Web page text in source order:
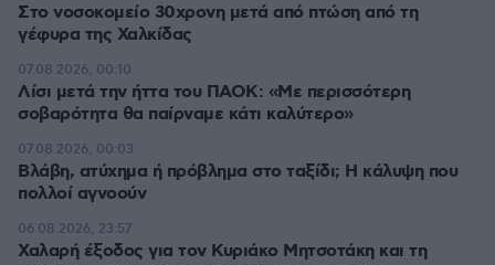
Στο νοσοκομείο 30χρονη μετά από πτώση από τη
γέφυρα της Χαλκίδας
Λίσι μετά την ήττα του ΠΑΟΚ: «Με περισσότερη
σοβαρότητα θα παίρναμε κάτι καλύτερο»
07.08.2026, 00:10
Βλάβη, ατύχημα ή πρόβλημα στο ταξίδι; Η κάλυψη που
πολλοί αγνοούν
07.08.2026, 00:03
Χαλαρή έξοδος για τον Κυριάκο Μητσοτάκη και τη
06.08.2026, 23:57